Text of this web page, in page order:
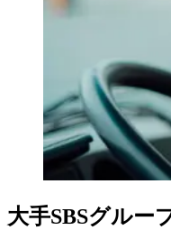
大手SBSグルー